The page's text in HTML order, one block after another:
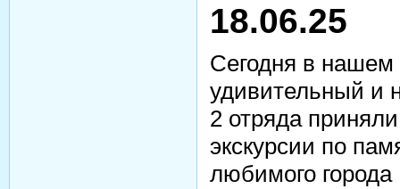
18.06.25
Сегодня в
удивительный и
2 отряда
экскурсии по
любимого города